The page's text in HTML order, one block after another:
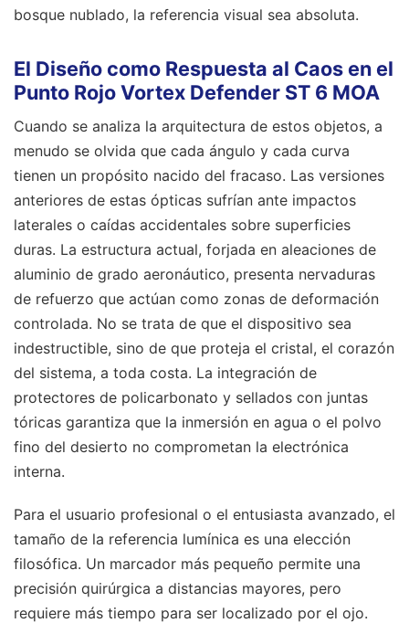
bosque nublado, la referencia visual sea absoluta.
El Diseño como Respuesta al Caos en el
Punto Rojo Vortex Defender ST 6 MOA
Cuando se analiza la arquitectura de estos objetos, a
menudo se olvida que cada ángulo y cada curva
tienen un propósito nacido del fracaso. Las versiones
anteriores de estas ópticas sufrían ante impactos
laterales o caídas accidentales sobre superficies
duras. La estructura actual, forjada en aleaciones de
aluminio de grado aeronáutico, presenta nervaduras
de refuerzo que actúan como zonas de deformación
controlada. No se trata de que el dispositivo sea
indestructible, sino de que proteja el cristal, el corazón
del sistema, a toda costa. La integración de
protectores de policarbonato y sellados con juntas
tóricas garantiza que la inmersión en agua o el polvo
fino del desierto no comprometan la electrónica
interna.
Para el usuario profesional o el entusiasta avanzado, el
tamaño de la referencia lumínica es una elección
filosófica. Un marcador más pequeño permite una
precisión quirúrgica a distancias mayores, pero
requiere más tiempo para ser localizado por el ojo.